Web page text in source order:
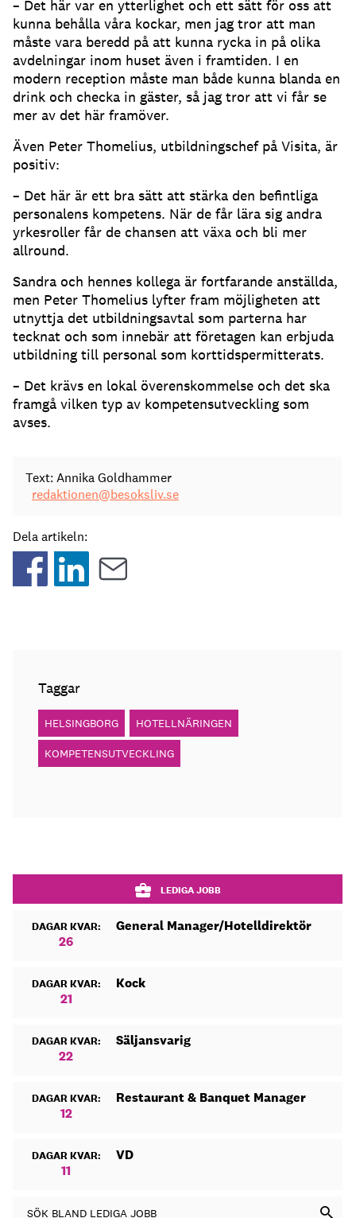
– Det här var en ytterlighet och ett sätt för oss att
kunna behålla våra kockar, men jag tror att man
måste vara beredd på att kunna rycka in på olika
avdelningar inom huset även i framtiden. I en
modern reception måste man både kunna blanda en
drink och checka in gäster, så jag tror att vi får se
mer av det här framöver.
Även Peter Thomelius, utbildningschef på Visita, är
positiv:
– Det här är ett bra sätt att stärka den befintliga
personalens kompetens. När de får lära sig andra
yrkesroller får de chansen att växa och bli mer
allround.
Sandra och hennes kollega är fortfarande anställda,
men Peter Thomelius lyfter fram möjligheten att
utnyttja det utbildningsavtal som parterna har
tecknat och som innebär att företagen kan erbjuda
utbildning till personal som korttidspermitterats.
– Det krävs en lokal överenskommelse och det ska
framgå vilken typ av kompetensutveckling som
avses.
Text: Annika Goldhammer
redaktionen@besoksliv.se
Dela artikeln:
Taggar
HELSINGBORG HOTELLNÄRINGEN
KOMPETENSUTVECKLING
LEDIGA JOBB
DAGAR KVAR:
26
General Manager/Hotelldirektör
DAGAR KVAR:
21
Kock
DAGAR KVAR:
22
Säljansvarig
DAGAR KVAR:
12
Restaurant & Banquet Manager
DAGAR KVAR:
11
VD
SÖK BLAND LEDIGA JOBB